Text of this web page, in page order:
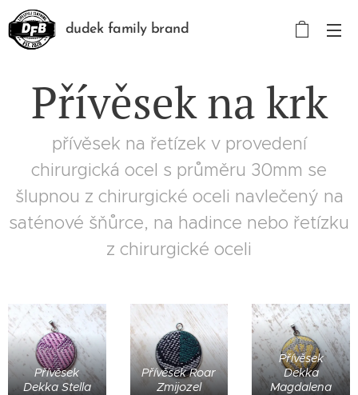
dudek family brand
Přívěsek na krk
přívěsek na řetízek v provedení
chirurgická ocel s průměru 30mm se
šlupnou z chirurgické oceli navlečený na
saténové šňůrce, na hadince nebo řetízku
z chirurgické oceli
Přívěsek
Dekka Stella
Přívěsek Roar
Zmijozel
Přívěsek
Dekka
Magdalena